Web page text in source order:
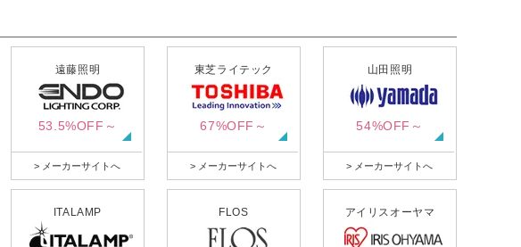
遠藤照明
53.5%OFF～
> メーカーサイトへ
東芝ライテック
67%OFF～
> メーカーサイトへ
山田照明
54%OFF～
> メーカーサイトへ
ITALAMP FLOS アイリスオーヤマ